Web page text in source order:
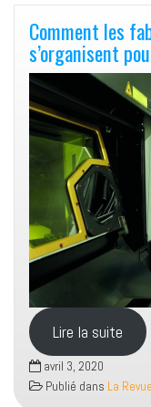
Comment les
s’organisent
Lire la suite
avril 3, 2020
Publié dans La